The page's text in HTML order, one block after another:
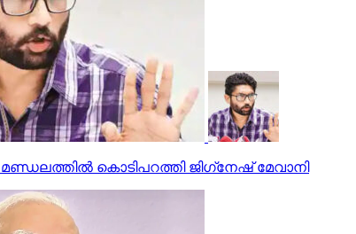
കൊടിപറത്തി ജിഗ്‌നേഷ് മേവാനി